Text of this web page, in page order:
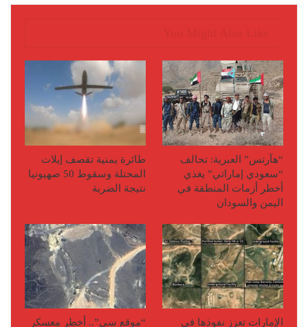
“هآرتس” العبرية: تحالف
“سعودي إماراتي” يغذي
أخطر أزمات المنطقة في
اليمن والسودان
طائرة يمنية تقصف إيلات
المحتلة وسقوط 50 صهيونيا
نتيجة الضربة
الإمارات تعزز نفوذها في “موقع سي”.. أخطر معسكر